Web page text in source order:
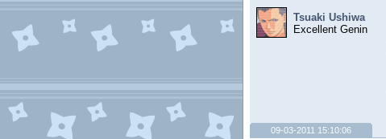
Tsuaki Ushiwa
Excellent Genin
09-03-2011 15:10:06